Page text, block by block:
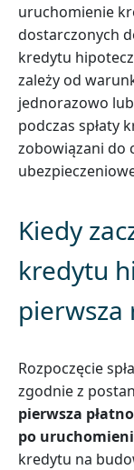
uruchomienie
dostarczonych
kredytu
zależy od
jednorazowo
podczas spłaty
zobowiązani do
Kiedy
kredytu
pierwsza
Rozpoczęcie
zgodnie z
pierwsza
po
kredytu na